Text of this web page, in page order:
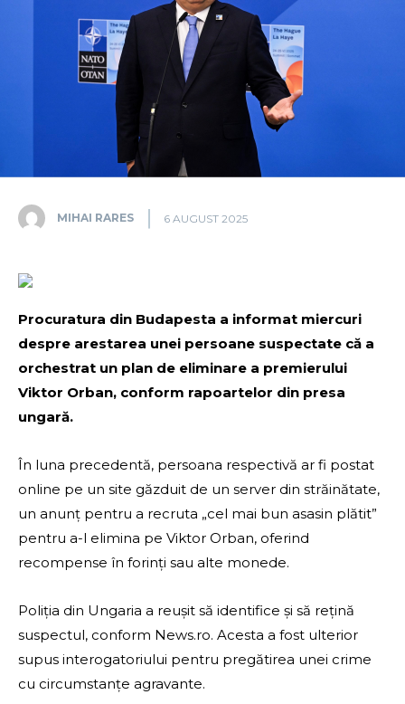
MIHAI RARES 6 AUGUST 2025
Procuratura din Budapesta a informat miercuri
despre arestarea unei persoane suspectate că a
orchestrat un plan de eliminare a premierului
Viktor Orban, conform rapoartelor din presa
ungară.
În luna precedentă, persoana respectivă ar fi postat
online pe un site găzduit de un server din străinătate,
un anunţ pentru a recruta „cel mai bun asasin plătit”
pentru a-l elimina pe Viktor Orban, oferind
recompense în forinţi sau alte monede.
Poliţia din Ungaria a reuşit să identifice şi să reţină
suspectul, conform News.ro. Acesta a fost ulterior
supus interogatoriului pentru pregătirea unei crime
cu circumstanţe agravante.